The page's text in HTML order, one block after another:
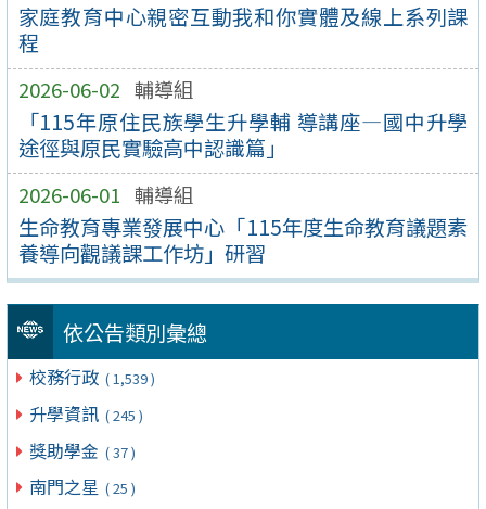
家庭教育中心親密互動我和你實體及線上系列課
程
2026-06-02 輔導組
「115年原住民族學生升學輔 導講座—國中升學
途徑與原民實驗高中認識篇」
2026-06-01 輔導組
生命教育專業發展中心「115年度生命教育議題素
養導向觀議課工作坊」研習
依公告類別彙總
校務行政 ( 1,539 )
升學資訊 ( 245 )
獎助學金 ( 37 )
南門之星 ( 25 )